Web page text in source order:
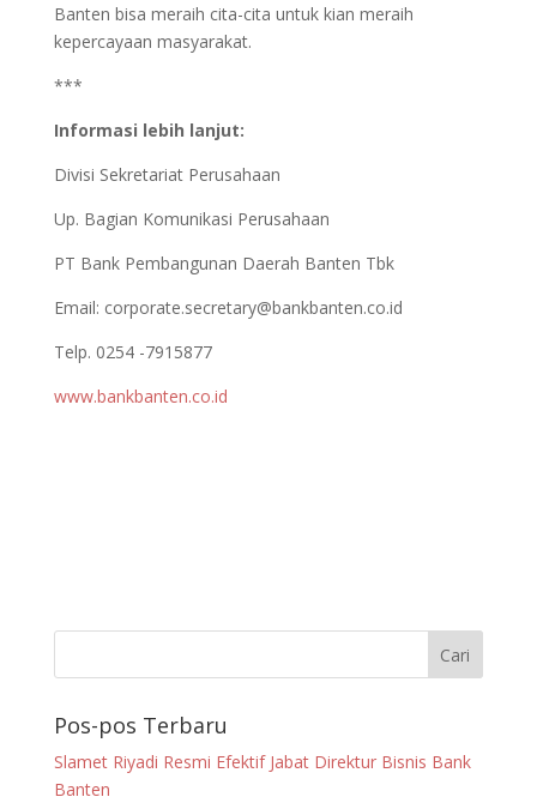
Banten bisa meraih cita-cita untuk kian meraih
kepercayaan masyarakat.
***
Informasi lebih lanjut:
Divisi Sekretariat Perusahaan
Up. Bagian Komunikasi Perusahaan
PT Bank Pembangunan Daerah Banten Tbk
Email: corporate.secretary@bankbanten.co.id
Telp. 0254 -7915877
www.bankbanten.co.id
Pos-pos Terbaru
Slamet Riyadi Resmi Efektif Jabat Direktur Bisnis Bank
Banten